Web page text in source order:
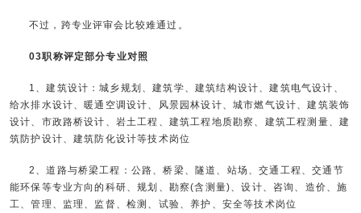
不过，跨专业评审会比较难通过。
03职称评定部分专业对照
1、建筑设计：城乡规划、建筑学、建筑结构设计、建筑电气设计、
给水排水设计、暖通空调设计、风景园林设计、城市燃气设计、建筑装饰
设计、市政路桥设计、岩土工程、建筑工程地质勘察、建筑工程测量、建
筑防护设计、建筑防化设计等技术岗位
2、道路与桥梁工程：公路、桥梁、隧道、站场、交通工程、交通节
能环保等专业方向的科研、规划、勘察(含测量)、设计、咨询、造价、施
工、管理、监理、监督、检测、试验、养护、安全等技术岗位